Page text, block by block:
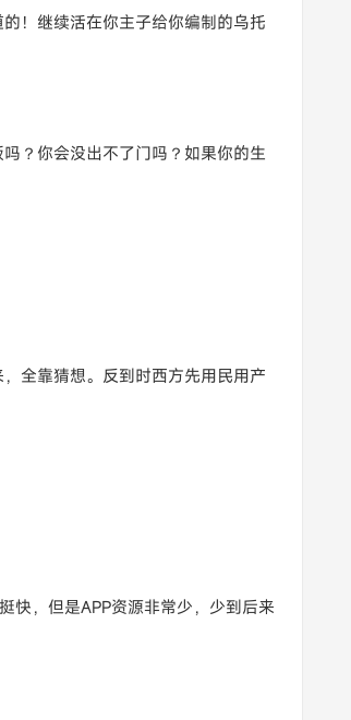
！继续活在你主子给你编制的乌托
？你会没出不了门吗？如果你的生
全靠猜想。反到时西方先用民用产
快，但是APP资源非常少，少到后来